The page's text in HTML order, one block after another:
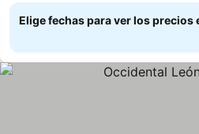
Elige fechas para ver los precios